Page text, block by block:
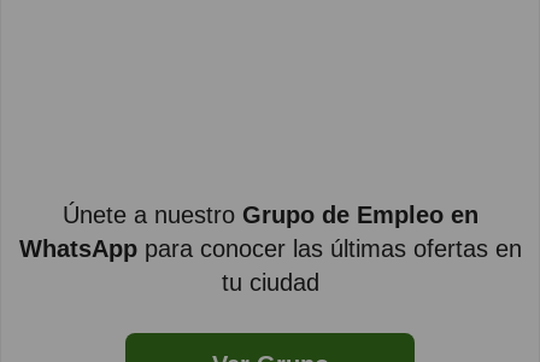
Únete a nuestro Grupo de Empleo en
WhatsApppara conocer las últimas ofertas en
tu ciudad